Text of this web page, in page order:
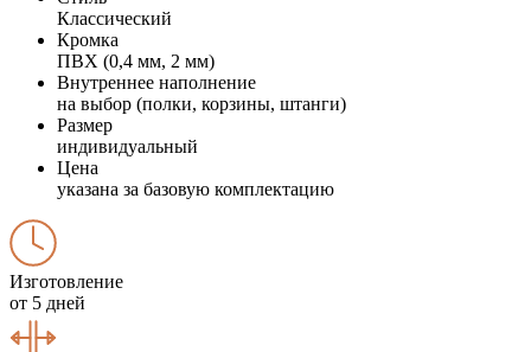
Классический
Кромка
ПВХ (0,4 мм, 2 мм)
Внутреннее наполнение
на выбор (полки, корзины, штанги)
Размер
индивидуальный
Цена
указана за базовую комплектацию
Изготовление
от 5 дней